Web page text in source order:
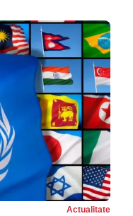
Actualitate